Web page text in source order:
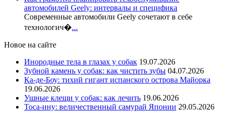
автомобилей Geely: интервалы и специфика
Современные автомобили Geely сочетают в себе
технологич�...
Новое на сайте
Инородные тела в глазах у собак 19.07.2026
Зубной камень у собак: как чистить зубы 04.07.2026
Ка-де-Боу: тихий гигант испанского острова Майорка
19.06.2026
Ушные клещи у собак: как лечить 19.06.2026
Тоса-ину: величественный самурай Японии 29.05.2026